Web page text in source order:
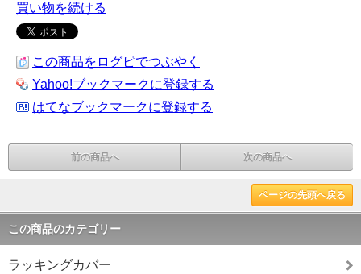
買い物を続ける
この商品をログピでつぶやく
Yahoo!ブックマークに登録する
はてなブックマークに登録する
前の商品へ 次の商品へ
ページの先頭へ戻る
この商品のカテゴリー
ラッキングカバー